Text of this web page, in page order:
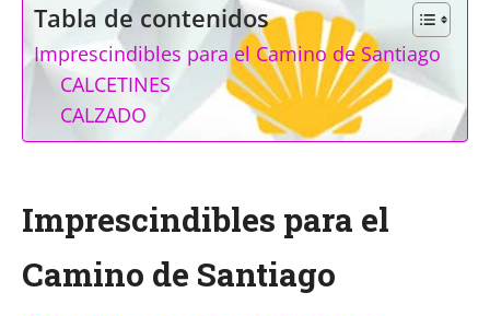
Tabla de contenidos
Imprescindibles para el Camino de Santiago
CALCETINES
CALZADO
Imprescindibles para el
Camino de Santiago